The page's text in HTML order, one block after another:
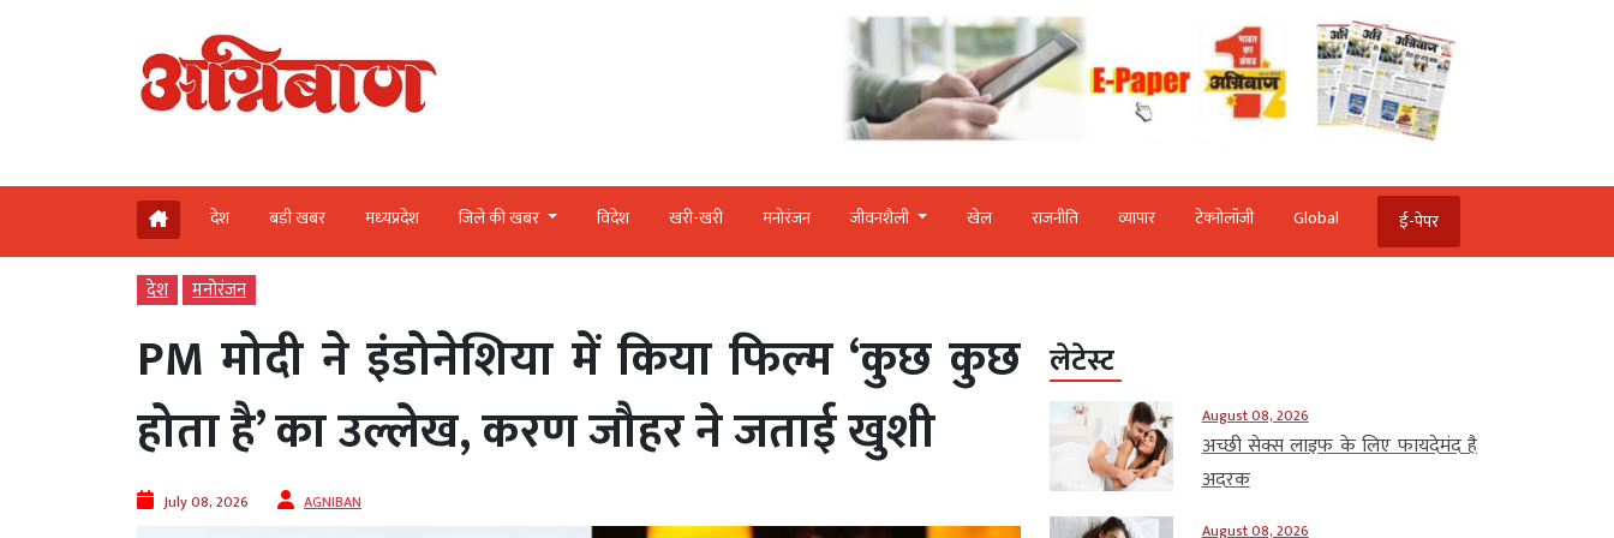
देश बड़ी खबर मध्‍यप्रदेश जिले की खबर विदेश खरी-खरी मनोरंजन जीवनशैली खेल राजनीति व्‍यापार टेक्‍नोलॉजी Global ई-पेपर
देश मनोरंजन
PM मोदी ने इंडोनेशिया में किया फिल्‍म ‘कुछ कुछ
होता है’ का उल्लेख, करण जौहर ने जताई खुशी
July 08, 2026 AGNIBAN
लेटेस्ट
August 08, 2026
अच्छी सेक्स लाइफ के लिए फायदेमंद है
अदरक
August 08, 2026